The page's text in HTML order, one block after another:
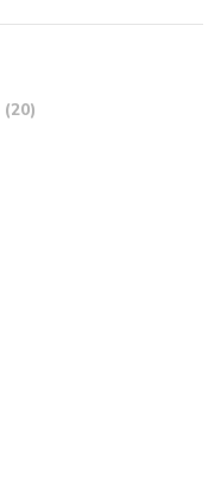
(20)